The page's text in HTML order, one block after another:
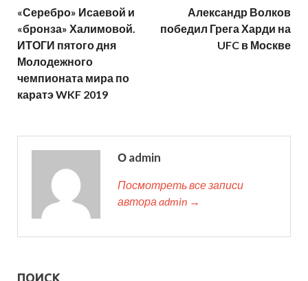
«Серебро» Исаевой и
«бронза» Халимовой.
ИТОГИ пятого дня
Молодежного
чемпионата мира по
каратэ WKF 2019
Александр Волков
победил Грега Харди на
UFC в Москве
О admin
Посмотреть все записи
автора admin →
ПОИСК